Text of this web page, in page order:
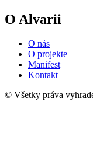
O Alvarii
O nás
O projekte
Manifest
Kontakt
© Všetky práva